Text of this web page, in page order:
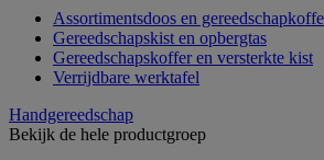
Assortimentsdoos en
Gereedschapskist en opbergtas
Gereedschapskoffer en versterkte kist
Verrijdbare werktafel
Handgereedschap
Bekijk de hele productgroep